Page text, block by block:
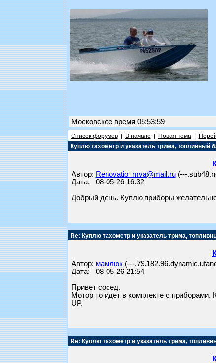
Московское время 05:53:59
Список форумов| В начало| Новая тема|
Куплю тахометр и указатель трима, топливный
Автор: Renovatio_mva@mail.ru(---
Дата: 08-05-26 16:32
Добрый день. Куплю приборы желательно
Re: Куплю тахометр и указатель трима,
Автор: мамлюк(---
Дата: 08-05-26 21:54
Привет сосед.
Мотор то идет в комплекте с приборами.
UP.
Re: Куплю тахометр и указатель трима,